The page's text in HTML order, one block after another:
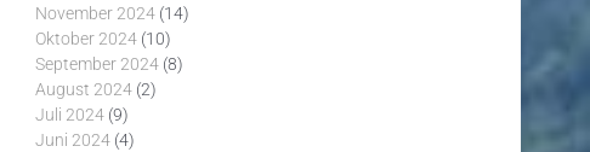
November 2024 (14)
Oktober 2024 (10)
September 2024 (8)
August 2024 (2)
Juli 2024 (9)
Juni 2024 (4)